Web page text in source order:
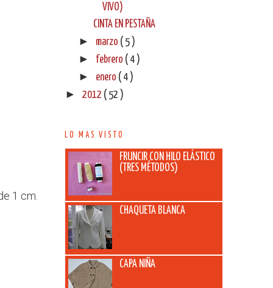
1 cm.
VIVO)
CINTA EN PESTAÑA
► marzo ( 5 )
►febrero ( 4 )
► enero ( 4 )
► 2012 ( 52 )
LO MAS VISTO
FRUNCIR CON HILO ELÁSTICO
(TRES MÉTODOS)
CHAQUETA BLANCA
CAPA NIÑA